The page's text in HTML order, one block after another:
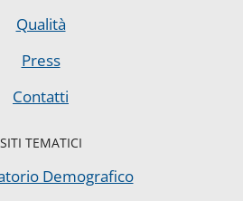
Qualità
Press
Contatti
SITI TEMATICI
Demografico